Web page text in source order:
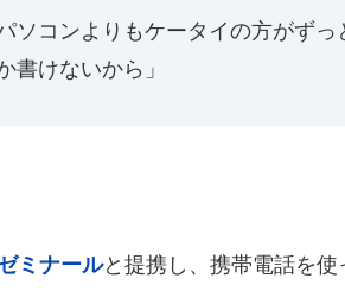
ソコンよりもケータイの方がず
書けないから」
ミナールと提携し、携帯電話を